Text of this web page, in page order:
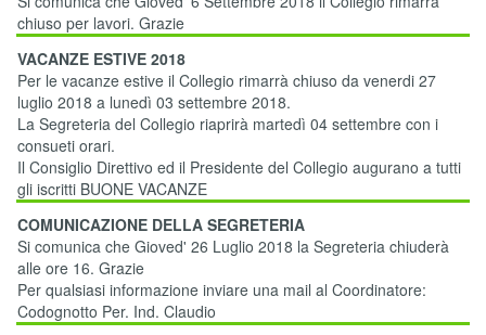
chiuso per lavori. Grazie
VACANZE ESTIVE 2018
Per le vacanze estive il Collegio rimarrà chiuso da venerdi 27
luglio 2018 a lunedì 03 settembre 2018.
La Segreteria del Collegio riaprirà martedì 04 settembre con i
consueti orari.
Il Consiglio Direttivo ed il Presidente del Collegio augurano a tutti
gli iscritti BUONE VACANZE
COMUNICAZIONE DELLA SEGRETERIA
Si comunica che Gioved' 26 Luglio 2018 la Segreteria chiuderà
alle ore 16. Grazie
Per qualsiasi informazione inviare una mail al Coordinatore:
Codognotto Per. Ind. Claudio